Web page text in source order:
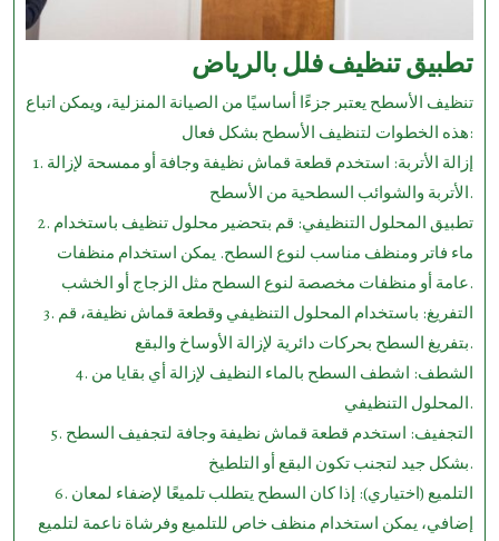
تطبيق تنظيف فلل بالرياض
تنظيف الأسطح يعتبر جزءًا أساسيًا من الصيانة المنزلية، ويمكن اتباع
هذه الخطوات لتنظيف الأسطح بشكل فعال:
1. إزالة الأتربة: استخدم قطعة قماش نظيفة وجافة أو ممسحة لإزالة
الأتربة والشوائب السطحية من الأسطح.
2. تطبيق المحلول التنظيفي: قم بتحضير محلول تنظيف باستخدام
ماء فاتر ومنظف مناسب لنوع السطح. يمكن استخدام منظفات
عامة أو منظفات مخصصة لنوع السطح مثل الزجاج أو الخشب.
3. التفريغ: باستخدام المحلول التنظيفي وقطعة قماش نظيفة، قم
بتفريغ السطح بحركات دائرية لإزالة الأوساخ والبقع.
4. الشطف: اشطف السطح بالماء النظيف لإزالة أي بقايا من
المحلول التنظيفي.
5. التجفيف: استخدم قطعة قماش نظيفة وجافة لتجفيف السطح
بشكل جيد لتجنب تكون البقع أو التلطيخ.
6. التلميع (اختياري): إذا كان السطح يتطلب تلميعًا لإضفاء لمعان
إضافي، يمكن استخدام منظف خاص للتلميع وفرشاة ناعمة لتلميع